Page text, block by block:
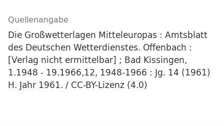
Quellenangabe
Die Großwetterlagen Mitteleuropas : Amtsblatt
des Deutschen Wetterdienstes. Offenbach :
[Verlag nicht ermittelbar] ; Bad Kissingen,
1.1948 - 19.1966,12, 1948-1966 : Jg. 14 (1961)
H. Jahr 1961. / CC-BY-Lizenz (4.0)